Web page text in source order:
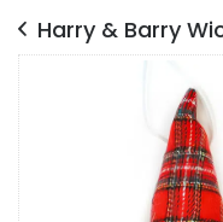
Harry & Barry